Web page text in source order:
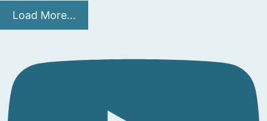
Load More...